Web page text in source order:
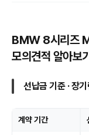
BMW 8시리즈
모의견적 알아보기
선납금 기준 · 장
계약 기간